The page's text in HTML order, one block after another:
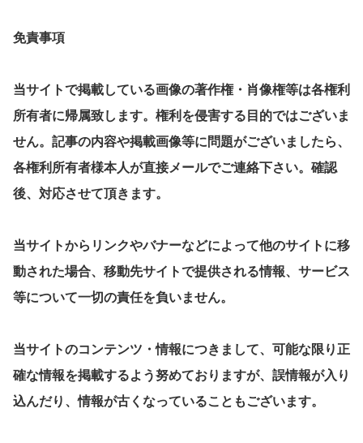
免責事項
当サイトで掲載している画像の著作権・肖像権等は各権利
所有者に帰属致します。権利を侵害する目的ではございま
せん。記事の内容や掲載画像等に問題がございましたら、
各権利所有者様本人が直接メールでご連絡下さい。確認
後、対応させて頂きます。
当サイトからリンクやバナーなどによって他のサイトに移
動された場合、移動先サイトで提供される情報、サービス
等について一切の責任を負いません。
当サイトのコンテンツ・情報につきまして、可能な限り正
確な情報を掲載するよう努めておりますが、誤情報が入り
込んだり、情報が古くなっていることもございます。